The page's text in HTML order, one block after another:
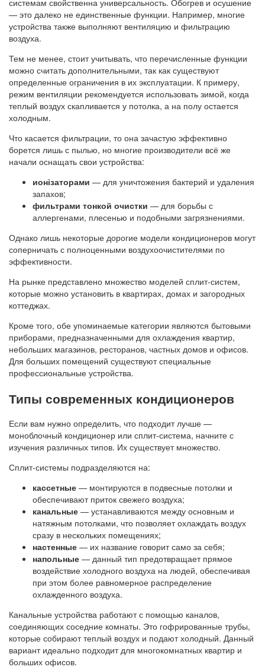
системам свойственна универсальность. Обогрев и осушение
— это далеко не единственные функции. Например, многие
устройства также выполняют вентиляцию и фильтрацию
воздуха.
Тем не менее, стоит учитывать, что перечисленные функции
можно считать дополнительными, так как существуют
определенные ограничения в их эксплуатации. К примеру,
режим вентиляции рекомендуется использовать зимой, когда
теплый воздух скапливается у потолка, а на полу остается
холодным.
Что касается фильтрации, то она зачастую эффективно
борется лишь с пылью, но многие производители всё же
начали оснащать свои устройства:
ионізаторами — для уничтожения бактерий и удаления
запахов;
фильтрами тонкой очистки — для борьбы с
аллергенами, плесенью и подобными загрязнениями.
Однако лишь некоторые дорогие модели кондиционеров могут
соперничать с полноценными воздухоочистителями по
эффективности.
На рынке представлено множество моделей сплит-систем,
которые можно установить в квартирах, домах и загородных
коттеджах.
Кроме того, обе упоминаемые категории являются бытовыми
приборами, предназначенными для охлаждения квартир,
небольших магазинов, ресторанов, частных домов и офисов.
Для больших помещений существуют специальные
профессиональные устройства.
Типы современных кондиционеров
Если вам нужно определить, что подходит лучше —
моноблочный кондиционер или сплит-система, начните с
изучения различных типов. Их существует множество.
Сплит-системы подразделяются на:
кассетные — монтируются в подвесные потолки и
обеспечивают приток свежего воздуха;
канальные — устанавливаются между основным и
натяжным потолками, что позволяет охлаждать воздух
сразу в нескольких помещениях;
настенные — их название говорит само за себя;
напольные — данный тип предотвращает прямое
воздействие холодного воздуха на людей, обеспечивая
при этом более равномерное распределение
охлажденного воздуха.
Канальные устройства работают с помощью каналов,
соединяющих соседние комнаты. Это гофрированные трубы,
которые собирают теплый воздух и подают холодный. Данный
вариант идеально подходит для многокомнатных квартир и
больших офисов.